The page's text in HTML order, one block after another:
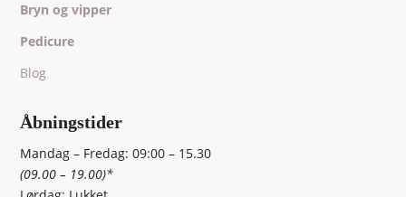
Bryn og vipper
Pedicure
Blog
Åbningstider
Mandag – Fredag: 09:00 – 15.30
(09.00 – 19.00)*